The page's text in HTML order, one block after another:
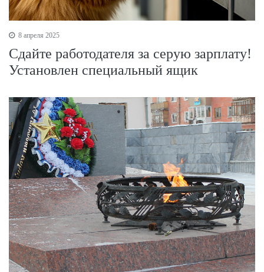
8 апреля 2025
Сдайте работодателя за серую зарплату!
Установлен специальный ящик